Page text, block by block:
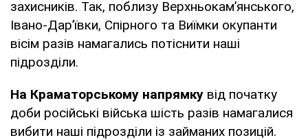
захисників. Так, поблизу Верхньокам’янського,
Івано-Дар’ївки, Спірного та Виїмки окупанти
вісім разів намагались потіснити наші
підрозділи.
На Краматорському напрямку від початку
доби російські війська шість разів намагалися
вибити наші підрозділи із займаних позицій.